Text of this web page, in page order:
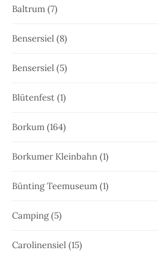
Baltrum (7)
Bensersiel (8)
Bensersiel (5)
Blütenfest (1)
Borkum (164)
Borkumer Kleinbahn (1)
Bünting Teemuseum (1)
Camping(5)
Carolinensiel (15)